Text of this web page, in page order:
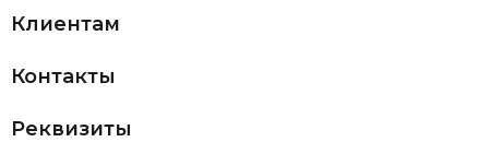
Клиентам
Контакты
Реквизиты